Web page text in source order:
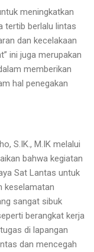
meningkatkan
tertib berlalu lintas
dan kecelakaan
ini juga merupakan
memberikan
hal penegakan
S.IK., M.IK melalui
bahwa kegiatan
Sat Lantas untuk
keselamatan
sangat sibuk
berangkat kerja
di lapangan
dan mencegah